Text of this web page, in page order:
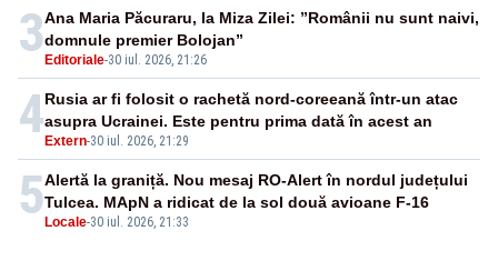
3 Editoriale-30 iul. 2026, 21:26
Ana Maria Păcuraru, la Miza Zilei: ”Românii nu sunt naivi,
domnule premier Bolojan”
4 Extern-30 iul. 2026, 21:29
Rusia ar fi folosit o rachetă nord-coreeană într-un atac
asupra Ucrainei. Este pentru prima dată în acest an
5 Locale-30 iul. 2026, 21:33
Alertă la graniță. Nou mesaj RO-Alert în nordul județului
Tulcea. MApN a ridicat de la sol două avioane F-16